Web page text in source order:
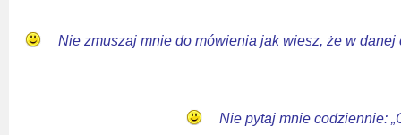
Nie zmuszaj mnie do mówienia jak wiesz, że w
Nie pytaj mnie codziennie: